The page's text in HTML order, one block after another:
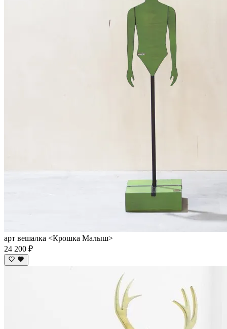
арт вешалка <Крошка Малыш>
24 200 ₽